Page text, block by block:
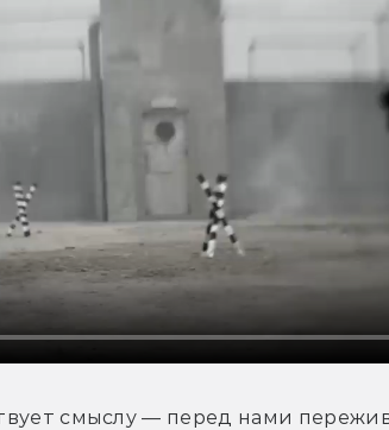
смыслу — перед нами